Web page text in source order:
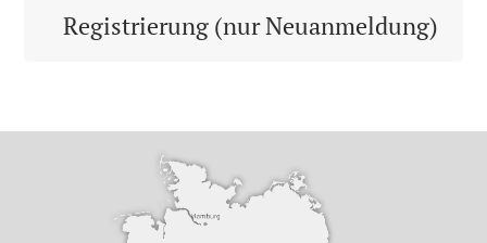
Registrierung (nur Neuanmeldung)